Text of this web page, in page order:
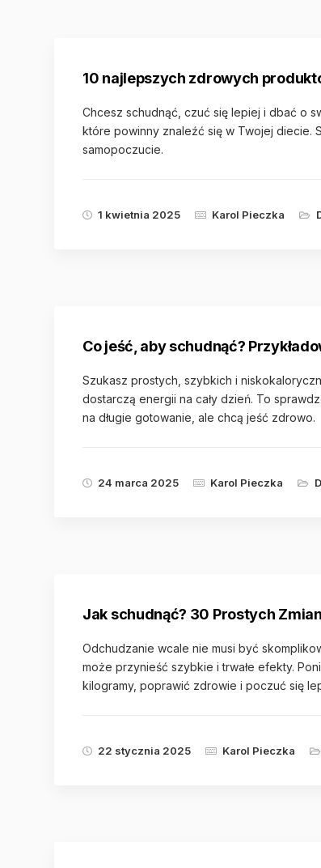
10 najlepszych zdrowych
Chcesz schudnąć, czuć się lepiej i dbać o
które powinny znaleźć się w Twojej diecie.
samopoczucie.
1 kwietnia 2025 Karol Pieczka
Co jeść, aby schudnąć?
Szukasz prostych, szybkich i
dostarczą energii na cały dzień. To
na długie gotowanie, ale chcą jeść zdrowo.
24 marca 2025 Karol Pieczka
Jak schudnąć? 30 Prostych
Odchudzanie wcale nie musi być
może przynieść szybkie i trwałe efekty.
kilogramy, poprawić zdrowie i poczuć się
22 stycznia 2025 Karol Pieczka